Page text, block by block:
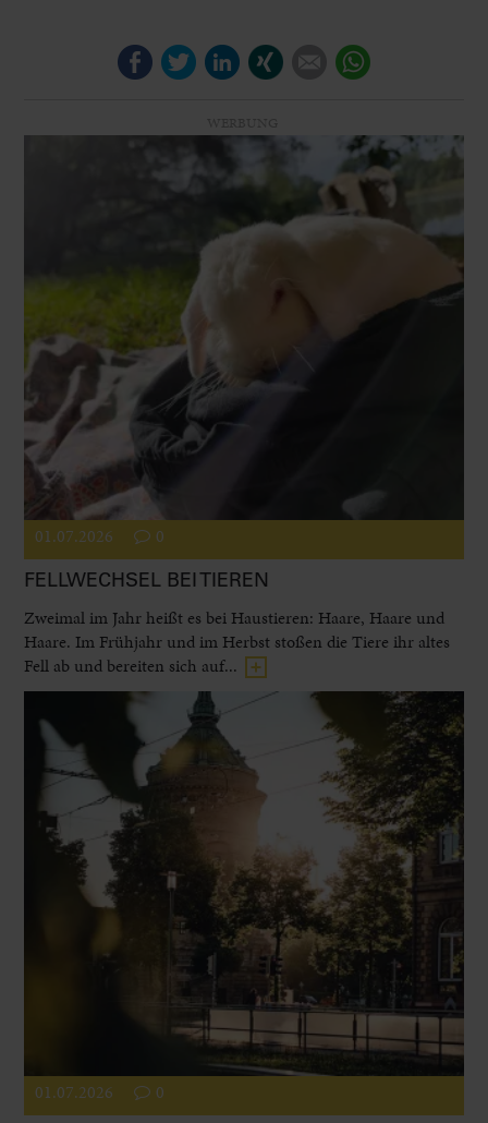
FacebookTwitterLinkedIn E-mail
01.07.2026 0
FELLWECHSEL BEI TIEREN
Zweimal im Jahr heißt es bei Haustieren: Haare, Haare und
Haare. Im Frühjahr und im Herbst stoßen die Tiere ihr altes
Fell ab und bereiten sich auf...
01.07.2026 0